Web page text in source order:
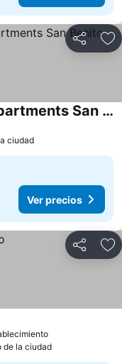
Compartir
Hotel La Capilla - Suites & Apartments San Benito
ciudad
Ver precios
Compartir
de la ciudad